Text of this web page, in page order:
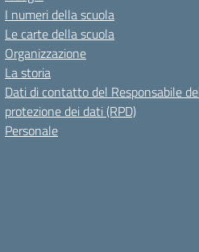
I numeri della scuola
Le carte della scuola
Organizzazione
La storia
Dati di contatto del Responsabile
protezione dei dati (RPD)
Personale